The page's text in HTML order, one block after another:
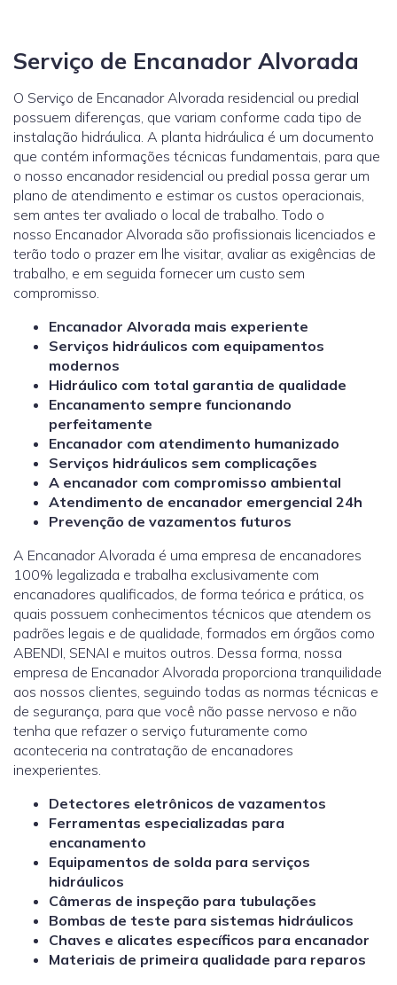
Serviço de Encanador Alvorada
O Serviço de Encanador Alvorada residencial ou predial
possuem diferenças, que variam conforme cada tipo de
instalação hidráulica. A planta hidráulica é um documento
que contém informações técnicas fundamentais, para que
o nosso encanador residencial ou predial possa gerar um
plano de atendimento e estimar os custos operacionais,
sem antes ter avaliado o local de trabalho. Todo o
nosso Encanador Alvorada são profissionais licenciados e
terão todo o prazer em lhe visitar, avaliar as exigências de
trabalho, e em seguida fornecer um custo sem
compromisso.
Encanador Alvorada mais experiente
Serviços hidráulicos com equipamentos
modernos
Hidráulico com total garantia de qualidade
Encanamento sempre funcionando
perfeitamente
Encanador com atendimento humanizado
Serviços hidráulicos sem complicações
A encanador com compromisso ambiental
Atendimento de encanador emergencial 24h
Prevenção de vazamentos futuros
A Encanador Alvorada é uma empresa de encanadores
100% legalizada e trabalha exclusivamente com
encanadores qualificados, de forma teórica e prática, os
quais possuem conhecimentos técnicos que atendem os
padrões legais e de qualidade, formados em órgãos como
ABENDI, SENAI e muitos outros. Dessa forma, nossa
empresa de Encanador Alvorada proporciona tranquilidade
aos nossos clientes, seguindo todas as normas técnicas e
de segurança, para que você não passe nervoso e não
tenha que refazer o serviço futuramente como
aconteceria na contratação de encanadores
inexperientes.
Detectores eletrônicos de vazamentos
Ferramentas especializadas para
encanamento
Equipamentos de solda para serviços
hidráulicos
Câmeras de inspeção para tubulações
Bombas de teste para sistemas hidráulicos
Chaves e alicates específicos para encanador
Materiais de primeira qualidade para reparos